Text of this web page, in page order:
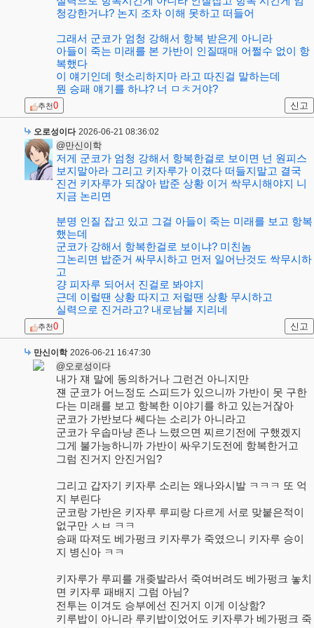
청강한거냐? 논지 조차 이해 못하고 떠들어
그래서 군코가 엄청 강해서 항복 받은게 아니라
아들이 죽는 미래를 본 가반이 인질때매 어쩔수 없이 항
복했다
이 얘기인데 헛소리하지마 라고 따진걸 말하는데
뭔 승패 얘기를 하냐? 너 ㅁㅊ거야?
추천0 신고
오로성이다 2026-06-21 08:36:02
@만신이학
저게 군코가 엄청 강해서 항복한걸로 보이면 넌 원피스
보지말아라 그리고 키자루가 이겼다 떠들지말고 결국
진건 키자루가 되잖아 밥준 상황 이거 싹무시해야지 니
지금 논리면
분명 인질 잡고 있고 그걸 아들이 죽는 미래를 보고 항복
했는데
군코가 강해서 항복한걸로 보이냐? 미친놈
그논리면 밥준거 싸무시하고 먼저 일어난것도 싹무시하
고
걍 피자루 되어서 진걸로 봐야지
근데 이럴땐 상황 따지고 저럴땐 상황 무시하고
실력으로 진거라고? 내로남불 지리네
추천0 신고
만신이학 2026-06-21 16:47:30
@오로성이다
내가 쟤 말에 동의하거나 그런건 아니지만
쟨 군코가 어느정도 스피드가 있으니까 가반이 못 구한
다는 미래를 보고 항복한 이야기를 하고 있는거잖아
군코가 가반보다 쎄다는 소리가 아니라고
군코가 우솝마냥 존나 느렸으면 찌르기전에 구했겠지
그게 불가능하니까 가반이 싸우기도전에 항복한거고
그럼 진거지 안진거임?
그리고 갑자기 키자루 소리는 왜나와시발 ㅋㅋㅋ 또 억
지 부린다
군코랑 가반은 키자루 루피랑 다르게 서로 맞붙은적이
없구만 ㅅㅂ ㅋㅋ
승패 따져도 베가펑크 키자루가 죽였으니 키자루 승이
지 병신아 ㅋㅋ
키자루가 루피를 개좆발라서 죽여버려도 베가펑크 놓치
면 키자루 패배지 그럼 아님?
전투는 이겨도 승부에선 진거지 이게 이상함?
키루밥이 아니라 루키밥이었어도 키자루가 베가펑크 죽